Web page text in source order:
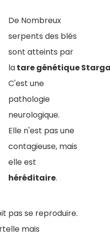
De Nombreux
serpents des blés
sont atteints par
latare génétique
C'est une
pathologie
neurologique.
Elle n'est pas une
contagieuse, mais
elle est
héréditaire.
pas se reproduire.
mais